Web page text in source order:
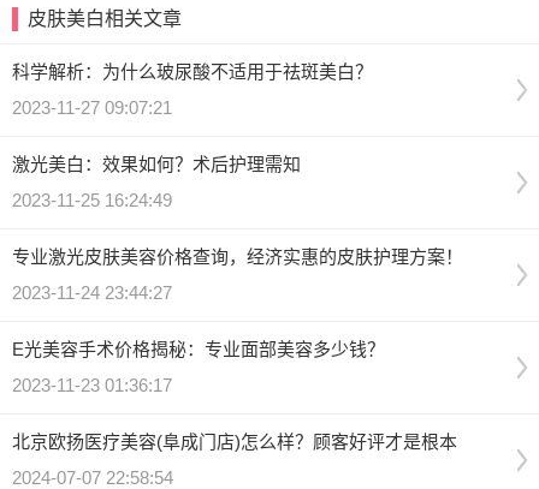
皮肤美白相关文章
科学解析：为什么玻尿酸不适用于祛斑美白？
2023-11-27 09:07:21
激光美白：效果如何？术后护理需知
2023-11-25 16:24:49
专业激光皮肤美容价格查询，经济实惠的皮肤护理方案！
2023-11-24 23:44:27
E光美容手术价格揭秘：专业面部美容多少钱？
2023-11-23 01:36:17
北京欧扬医疗美容(阜成门店)怎么样？顾客好评才是根本
2024-07-07 22:58:54